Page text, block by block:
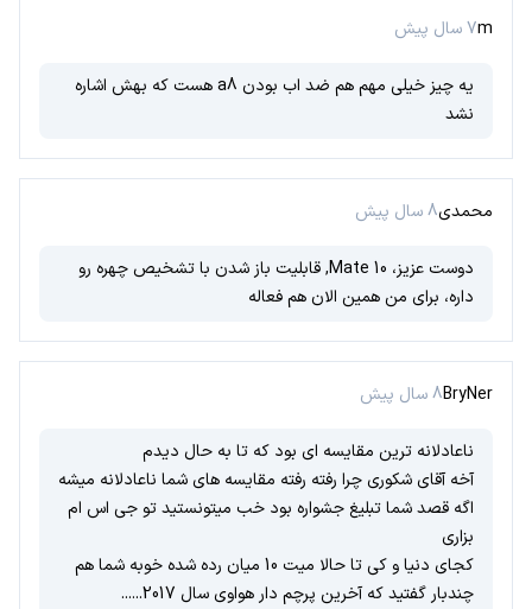
m7 سال پیش
یه چیز خیلی مهم هم ضد اب بودن a8 هست که بهش اشاره
نشد
محمدی8 سال پیش
دوست عزیز، Mate 10, قابلیت باز شدن با تشخیص چهره رو
داره، برای من همین الان هم فعاله
BryNer8 سال پیش
ناعادلانه ترین مقایسه ای بود که تا به حال دیدم
آخه آقای شکوری چرا رفته رفته مقایسه های شما ناعادلانه میشه
اگه قصد شما تبلیغ جشواره بود خب میتونستید تو جی اس ام
بزاری
کجای دنیا و کی تا حالا میت 10 میان رده شده خوبه شما هم
چندبار گفتید که آخرین پرچم دار هواوی سال 2017......